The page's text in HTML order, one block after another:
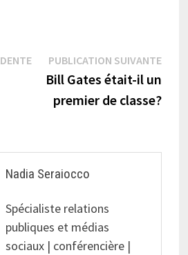
Publication
précédente :
PUBLICATION SUIVANTE
Bill Gates était-il un
premier de classe?
Nadia Seraiocco
Spécialiste relations
publiques et médias
sociaux | conférencière |